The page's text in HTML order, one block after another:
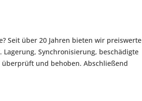
Seit über 20 Jahren bieten wir preiswerte
Synchronisierung, beschädigte
überprüft und behoben. Abschließend